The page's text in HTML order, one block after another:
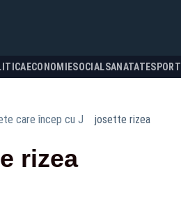
ECONOMIESOCIALSANATATESPORT
care încep cu J josette rizea
rizea